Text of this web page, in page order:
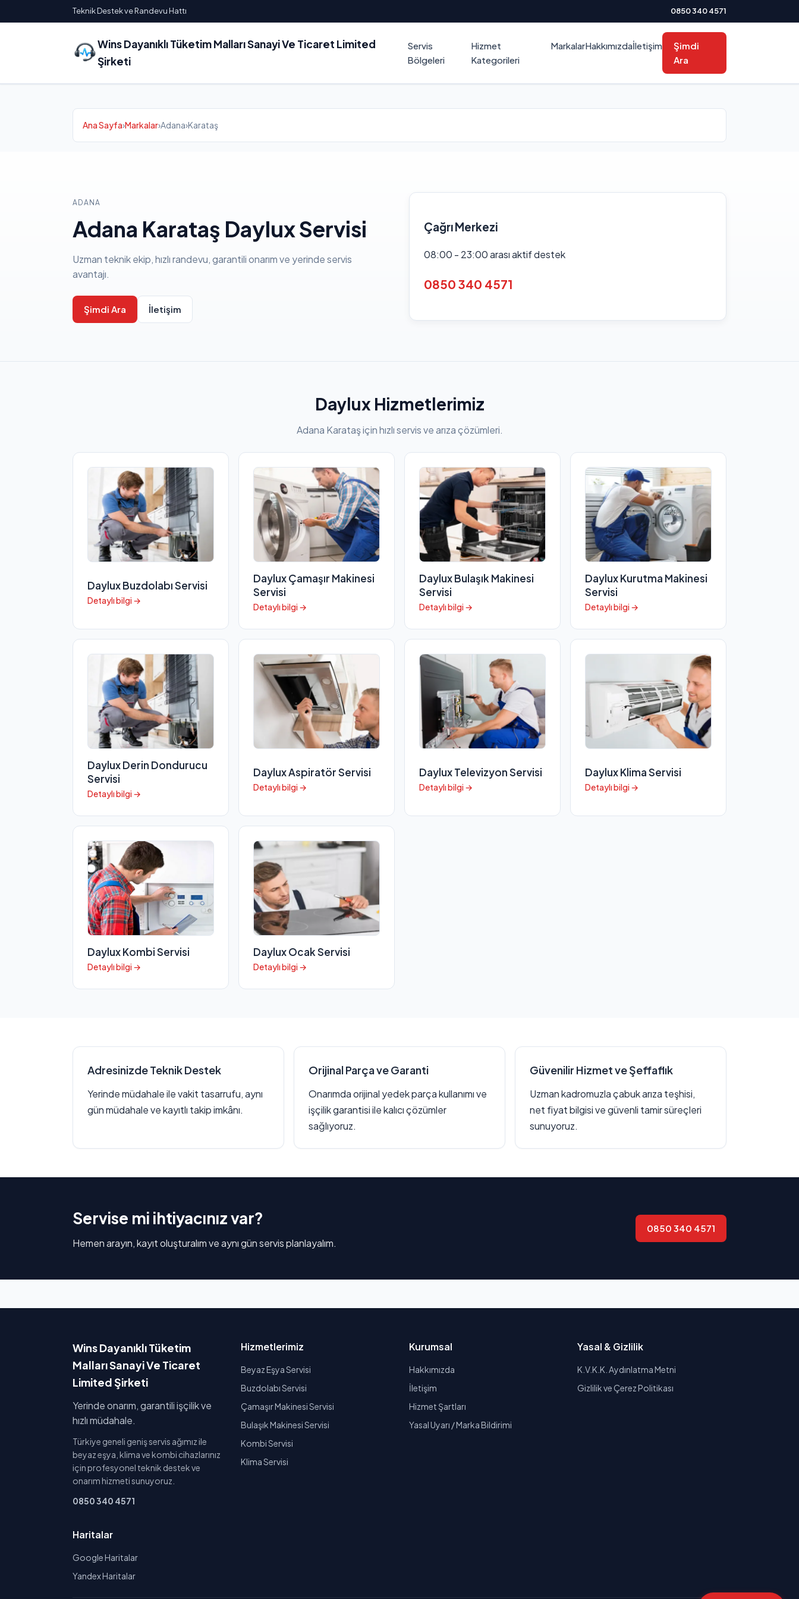
Teknik Destek ve Randevu Hattı 0850 340 4571
Wins Dayanıklı Tüketim Malları Sanayi Ve Ticaret Limited
Şirketi
Servis
Bölgeleri
Hizmet
Kategorileri
MarkalarHakkımızdaİletişim
Şimdi
Ara
Ana Sayfa›Markalar›Adana›Karataş
ADANA
Adana Karataş Daylux Servisi
Uzman teknik ekip, hızlı randevu, garantili onarım ve yerinde servis
avantajı.
Şimdi Ara İletişim
Çağrı Merkezi
08:00 - 23:00 arası aktif destek
0850 340 4571
Daylux Hizmetlerimiz
Adana Karataş için hızlı servis ve arıza çözümleri.
Daylux Buzdolabı Servisi
Detaylı bilgi →
Daylux Çamaşır Makinesi
Servisi
Detaylı bilgi →
Daylux Bulaşık Makinesi
Servisi
Detaylı bilgi →
Daylux Kurutma Makinesi
Servisi
Detaylı bilgi →
Daylux Derin Dondurucu
Servisi
Detaylı bilgi →
Daylux Aspiratör Servisi
Detaylı bilgi →
Daylux Televizyon Servisi
Detaylı bilgi →
Daylux Klima Servisi
Detaylı bilgi →
Daylux Kombi Servisi
Detaylı bilgi →
Daylux Ocak Servisi
Detaylı bilgi →
Adresinizde Teknik Destek
Yerinde müdahale ile vakit tasarrufu, aynı
gün müdahale ve kayıtlı takip imkânı.
Orijinal Parça ve Garanti
Onarımda orijinal yedek parça kullanımı ve
işçilik garantisi ile kalıcı çözümler
sağlıyoruz.
Güvenilir Hizmet ve Şeffaflık
Uzman kadromuzla çabuk arıza teşhisi,
net fiyat bilgisi ve güvenli tamir süreçleri
sunuyoruz.
Servise mi ihtiyacınız var?
Hemen arayın, kayıt oluşturalım ve aynı gün servis planlayalım.
0850 340 4571
Wins Dayanıklı Tüketim
Malları Sanayi Ve Ticaret
Limited Şirketi
Yerinde onarım, garantili işçilik ve
hızlı müdahale.
Türkiye geneli geniş servis ağımız ile
beyaz eşya, klima ve kombi cihazlarınız
için profesyonel teknik destek ve
onarım hizmeti sunuyoruz.
0850 340 4571
Hizmetlerimiz
Beyaz Eşya Servisi
Buzdolabı Servisi
Çamaşır Makinesi Servisi
Bulaşık Makinesi Servisi
Kombi Servisi
Klima Servisi
Kurumsal
Hakkımızda
İletişim
Hizmet Şartları
Yasal Uyarı / Marka Bildirimi
Yasal & Gizlilik
K.V.K.K. Aydınlatma Metni
Gizlilik ve Çerez Politikası
Haritalar
Google Haritalar
Yandex Haritalar